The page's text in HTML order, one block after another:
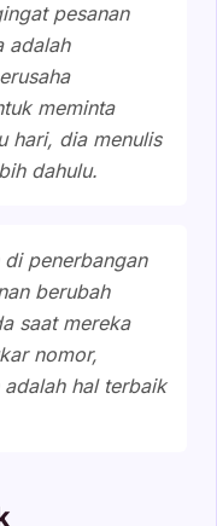
pesanan
adalah
meminta
hari, dia menulis
dahulu.
penerbangan
berubah
saat mereka
nomor,
hal terbaik